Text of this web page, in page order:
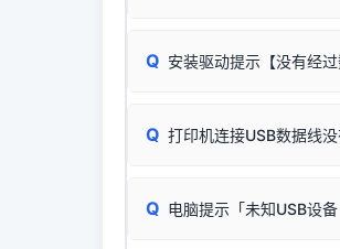
由于本站驱动包集成了32位
Q 安装驱动提示【没有经
🛡️ 本站驱动均经过严格签
该报错是因为老款打印机官
Q 打印机连接USB数据线
首先确认打印机电源已
Q 电脑提示「未知USB设